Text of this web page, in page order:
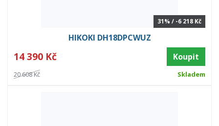
31% / -6 218 Kč
HIKOKI DH18DPCWUZ
14 390 Kč Koupit
20 608 Kč Skladem